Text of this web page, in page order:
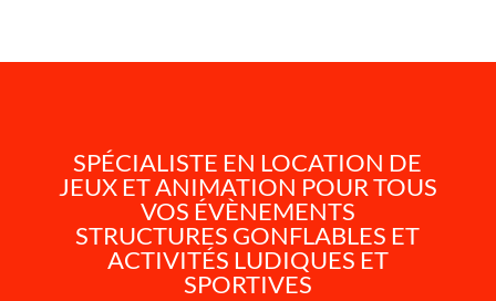
SPÉCIALISTE EN LOCATION DE
JEUX ET ANIMATION POUR TOUS
VOS ÉVÈNEMENTS
STRUCTURES GONFLABLES ET
ACTIVITÉS LUDIQUES ET
SPORTIVES